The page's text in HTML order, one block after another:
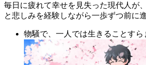
毎日に疲れて幸せを見失った現代人が
と悲しみを経験しながら一歩ずつ前に
物騒で、一人では生きることすら